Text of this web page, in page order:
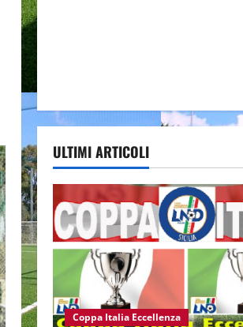
ULTIMI ARTICOLI
Coppa Italia Eccellenza